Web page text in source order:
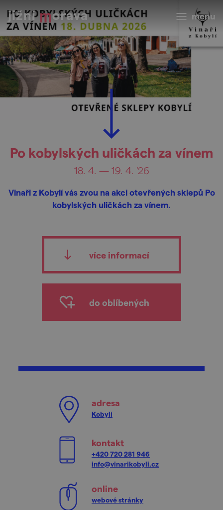
menu
Po kobylských uličkách za vínem
18. 4. — 19. 4. '26
Vinaři z Kobylí vás zvou na akci otevřených sklepů Po
kobylských uličkách za vínem.
více informací
do oblíbených
adresa
Kobylí
kontakt
+420 720 281 946
info@vinarikobyli.cz
online
webové stránky